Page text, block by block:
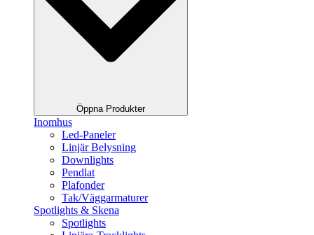
Öppna Produkter
Inomhus
Led-Paneler
Linjär Belysning
Downlights
Pendlat
Plafonder
Tak/Väggarmaturer
Spotlights & Skena
Spotlights